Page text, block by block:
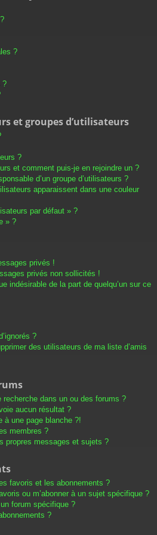
?
?
et groupes d’utilisateurs
?
et comment puis-je en rejoindre un ?
d’un groupe d’utilisateurs ?
apparaissent dans une couleur
par défaut » ?
» ?
privés !
privés non sollicités !
indésirable de la part de quelqu’un sur ce
?
des utilisateurs de ma liste d’amis
dans un ou des forums ?
aucun résultat ?
à une page blanche ?!
membres ?
propres messages et sujets ?
favoris et les abonnements ?
ou m’abonner à un sujet spécifique ?
forum spécifique ?
?